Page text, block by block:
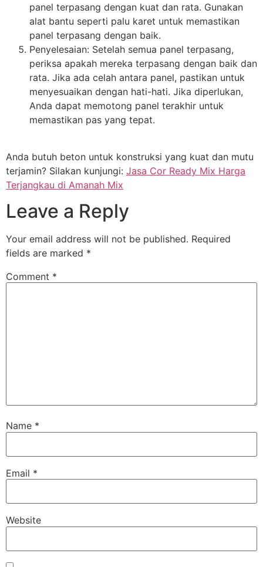
panel terpasang dengan kuat dan rata. Gunakan
alat bantu seperti palu karet untuk memastikan
panel terpasang dengan baik.
Penyelesaian: Setelah semua panel terpasang,
periksa apakah mereka terpasang dengan baik dan
rata. Jika ada celah antara panel, pastikan untuk
menyesuaikan dengan hati-hati. Jika diperlukan,
Anda dapat memotong panel terakhir untuk
memastikan pas yang tepat.
Anda butuh beton untuk konstruksi yang kuat dan mutu
terjamin? Silakan kunjungi: Jasa Cor Ready Mix Harga
Terjangkau di Amanah Mix
Leave a Reply
Your email address will not be published. Required
fields are marked *
Comment *
Name *
Email *
Website